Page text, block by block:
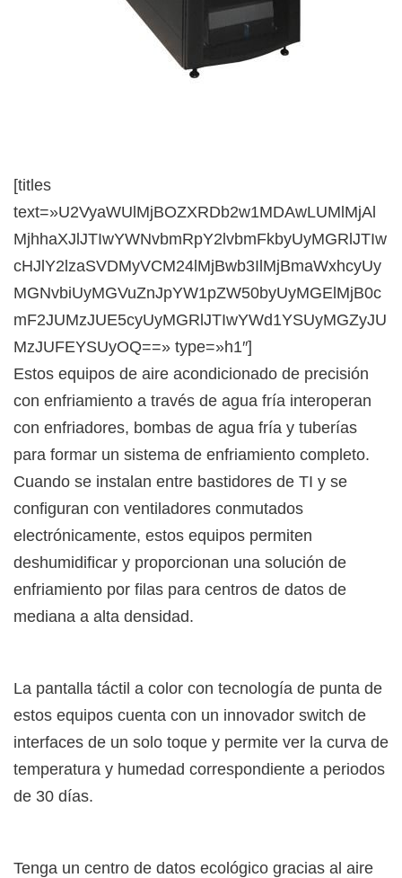
[titles
text=»U2VyaWUlMjBOZXRDb2w1MDAwLUMlMjAl
MjhhaXJlJTIwYWNvbmRpY2lvbmFkbyUyMGRlJTIw
cHJlY2lzaSVDMyVCM24lMjBwb3IlMjBmaWxhcyUy
MGNvbiUyMGVuZnJpYW1pZW50byUyMGElMjB0c
mF2JUMzJUE5cyUyMGRlJTIwYWd1YSUyMGZyJU
MzJUFEYSUyOQ==» type=»h1″]
Estos equipos de aire acondicionado de precisión
con enfriamiento a través de agua fría interoperan
con enfriadores, bombas de agua fría y tuberías
para formar un sistema de enfriamiento completo.
Cuando se instalan entre bastidores de TI y se
configuran con ventiladores conmutados
electrónicamente, estos equipos permiten
deshumidificar y proporcionan una solución de
enfriamiento por filas para centros de datos de
mediana a alta densidad.
La pantalla táctil a color con tecnología de punta de
estos equipos cuenta con un innovador switch de
interfaces de un solo toque y permite ver la curva de
temperatura y humedad correspondiente a periodos
de 30 días.
Tenga un centro de datos ecológico gracias al aire